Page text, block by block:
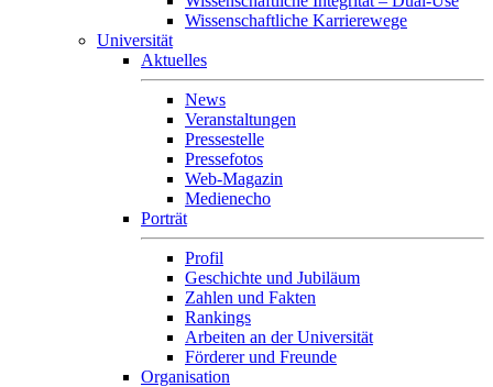
Wissenschaftliche Karrierewege
Universität
Aktuelles
News
Veranstaltungen
Pressestelle
Pressefotos
Web-Magazin
Medienecho
Porträt
Profil
Geschichte und Jubiläum
Zahlen und Fakten
Rankings
Arbeiten an der Universität
Förderer und Freunde
Organisation